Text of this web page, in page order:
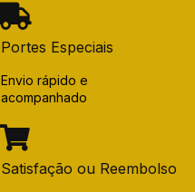
Portes Especiais
Envio rápido e
acompanhado
Satisfação ou Reembolso